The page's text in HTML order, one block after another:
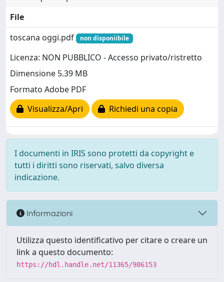
File
toscana oggi.pdf
non disponiibile
Licenza: NON PUBBLICO - Accesso privato/ristretto
Dimensione 5.39 MB
Formato Adobe PDF
Visualizza/Apri
Richiedi una copia
I documenti in IRIS sono protetti da copyright e
tutti i diritti sono riservati, salvo diversa
indicazione.
Informazioni
Utilizza questo identificativo per citare o creare un
link a questo documento:
https://hdl.handle.net/11365/986153